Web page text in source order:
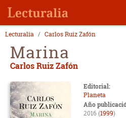
Lecturalia Carlos Ruiz Zafón
Marina
Carlos Ruiz Zafón
Editorial:
Planeta
Año
2016 (1999)